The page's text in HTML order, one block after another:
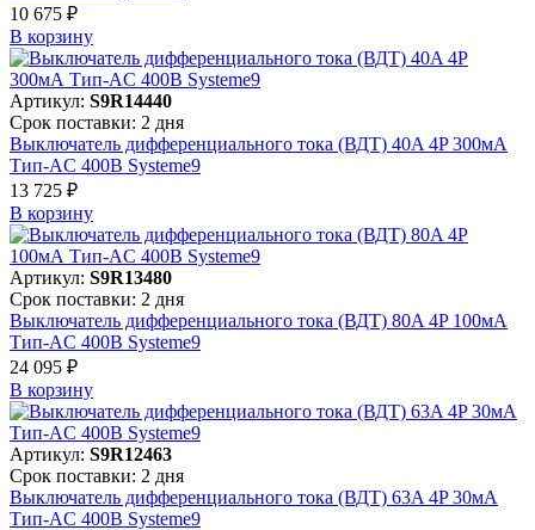
10 675 ₽
В корзинy
Артикул: S9R14440
Срок поставки: 2 дня
Выключатель дифференциального тока (ВДТ) 40A 4P 300мА
Тип-AC 400В Systeme9
13 725 ₽
В корзинy
Артикул: S9R13480
Срок поставки: 2 дня
Выключатель дифференциального тока (ВДТ) 80A 4P 100мА
Тип-AC 400В Systeme9
24 095 ₽
В корзинy
Артикул: S9R12463
Срок поставки: 2 дня
Выключатель дифференциального тока (ВДТ) 63A 4P 30мА
Тип-AC 400В Systeme9